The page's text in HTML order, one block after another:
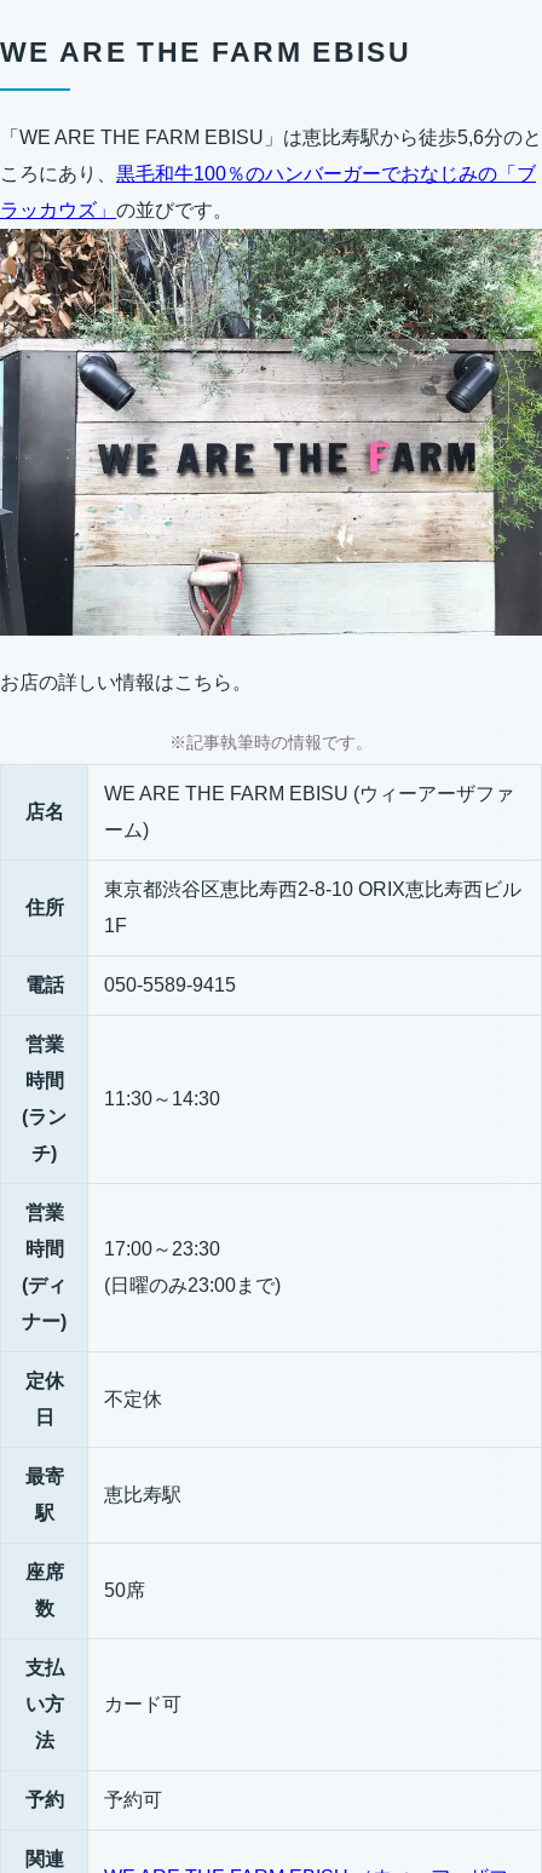
WE ARE THE FARM EBISU
「WE ARE THE FARM EBISU」は恵比寿駅から徒歩5,6分のと
ころにあり、 黒毛和牛100％のハンバーガーでおなじみの「ブ
ラッカウズ」 の並びです。
お店の詳しい情報はこちら。
※記事執筆時の情報です。
店名
WE ARE THE FARM EBISU (ウィーアーザファ
ーム)
住所
東京都渋谷区恵比寿西2-8-10 ORIX恵比寿西ビル
1F
電話 050-5589-9415
営業
時間
(ラン
チ)
11:30～14:30
営業
時間
(ディ
ナー)
17:00～23:30
(日曜のみ23:00まで)
定休
日
不定休
最寄
駅
恵比寿駅
座席
数
50席
支払
い方
法
カード可
予約 予約可
関連